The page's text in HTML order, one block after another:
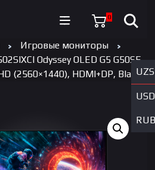
0
UZS
USD
RUB
Игровые мониторы
Odyssey OLED G5 G50SF,
(2560×1440), HDMI+DP, Black